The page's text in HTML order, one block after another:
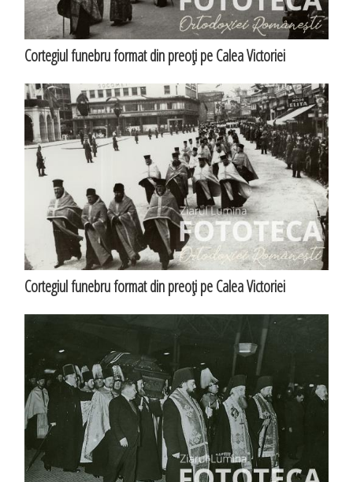
Cortegiul funebru format din preoţi pe Calea Victoriei
Cortegiul funebru format din preoţi pe Calea Victoriei